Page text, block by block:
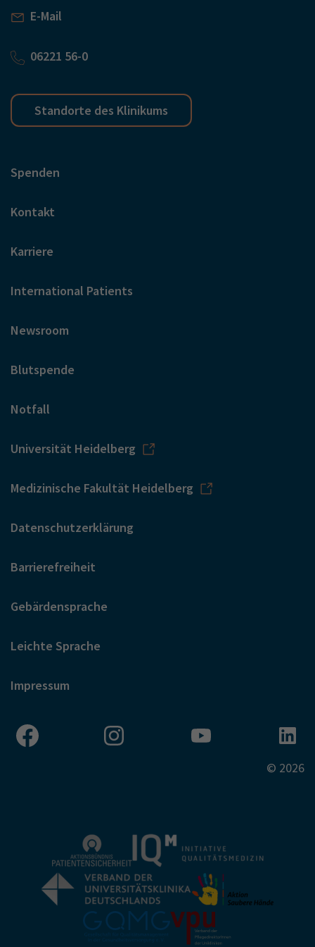
E-Mail
06221 56-0
Standorte des Klinikums
Spenden
Kontakt
Karriere
International Patients
Newsroom
Blutspende
Notfall
Universität Heidelberg
Medizinische Fakultät Heidelberg
Datenschutzerklärung
Barrierefreiheit
Gebärdensprache
Leichte Sprache
Impressum
© 2026